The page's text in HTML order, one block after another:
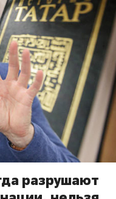
разрушают